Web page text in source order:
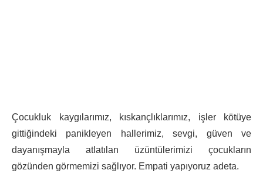
Çocukluk kaygılarımız, kıskançlıklarımız, işler kötüye
gittiğindeki panikleyen hallerimiz, sevgi, güven ve
dayanışmayla atlatılan üzüntülerimizi çocukların
gözünden görmemizi sağlıyor. Empati yapıyoruz adeta.